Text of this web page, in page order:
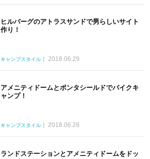
ヒルバーグのアトラスサンドで男らしいサイト
作り！
キャンプスタイル 2018.06.29
アメニティドームとポンタシールドでバイクキ
ャンプ！
キャンプスタイル 2018.06.28
ランドステーションとアメニティドームをドッ